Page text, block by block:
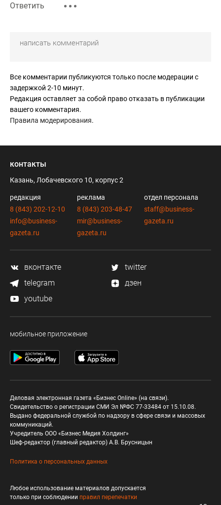
Ответить
Все комментарии публикуются только после модерации с
задержкой 2-10 минут.
Редакция оставляет за собой право отказать в публикации
вашего комментария.
Правила модерирования.
контакты
Казань, Лобачевского 10, корпус 2
редакция
8 (843) 202-12-10
info@business-
gazeta.ru
реклама
8 (843) 203-48-47
mir@business-
gazeta.ru
отдел персонала
staff@business-
gazeta.ru
вконтакте
twitter
telegram
дзен
youtube
мобильное приложение
Деловая электронная газета «Бизнес Online» (на связи).
Свидетельство о регистрации СМИ Эл №ФС 77-33484 от 15.10.08.
Выдано федеральной службой по надзору в сфере связи и массовых
коммуникаций.
Учредитель ООО «Бизнес Медия Холдинг»
Шеф-редактор (главный редактор) А.В. Брусницын
Политика о персональных данных
Любое использование материалов допускается
только при соблюдении правил перепечатки